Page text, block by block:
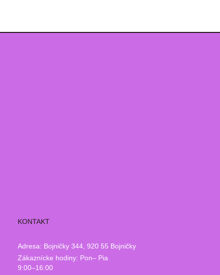
KONTAKT
Adresa: Bojničky 344, 920 55 Bojničky
Zákaznícke hodiny: Pon– Pia
9:00–16:00